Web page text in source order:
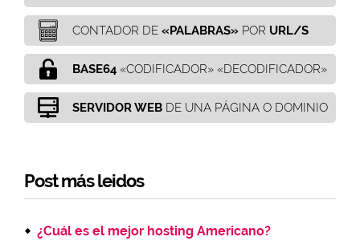
CONTADOR DE «PALABRAS» POR URL/S
BASE64 «CODIFICADOR» «DECODIFICADOR»
SERVIDOR WEB DE UNA PÁGINA O DOMINIO
Post más leidos
¿Cuál es el mejor hosting Americano?